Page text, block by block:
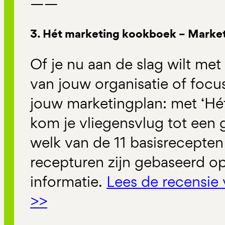
3. Hét marketing kookboek –
Of je nu aan de slag wilt
van jouw organisatie of
jouw marketingplan: met
kom je vliegensvlug tot een
welk van de 11
recepturen zijn gebaseerd
informatie. Lees de
>>